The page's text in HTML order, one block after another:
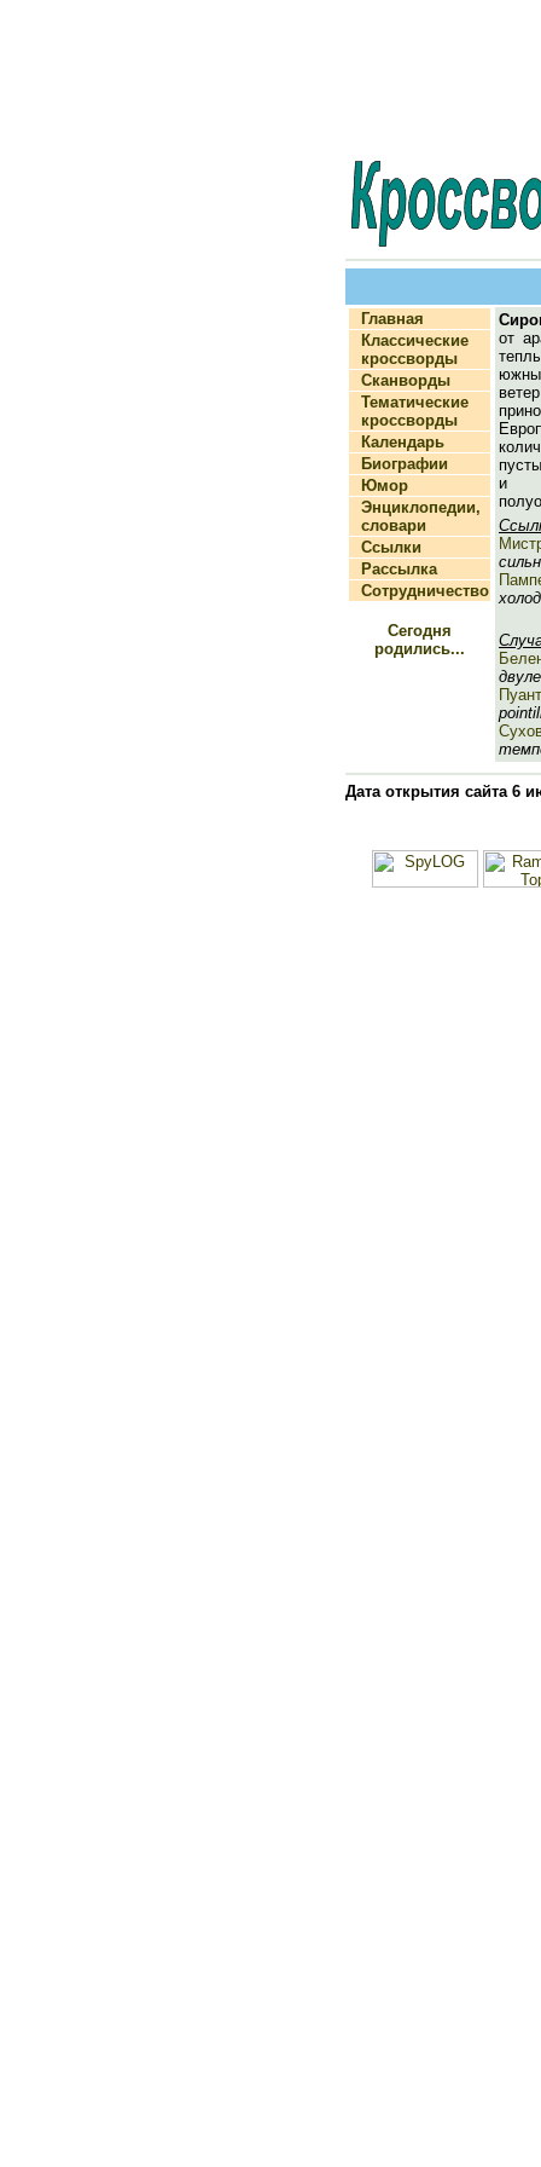
Главная
Классические
кроссворды
Сканворды
Тематические
кроссворды
Календарь
Биографии
Юмор
Энциклопедии,
словари
Ссылки
Рассылка
Сотрудничество
Сегодня
родились...
от
и
Дата открытия сайта 6